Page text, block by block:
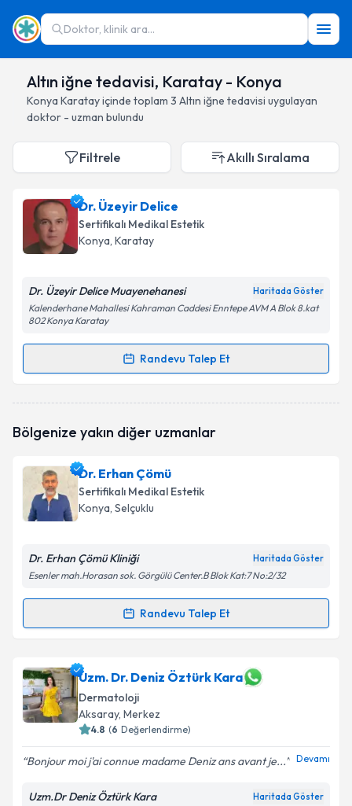
Doktor, klinik ara...
Altın iğne tedavisi, Karatay - Konya
Konya Karatayiçinde toplam 3 Altın iğne tedavisi uygulayan
doktor - uzman bulundu
Filtrele Akıllı Sıralama
Dr. Üzeyir Delice
Sertifikalı Medikal Estetik
Konya, Karatay
Dr. Üzeyir Delice Muayenehanesi Haritada Göster
Kalenderhane Mahallesi Kahraman Caddesi Enntepe AVM A Blok 8.kat
802 Konya Karatay
Randevu Talep Et
Randevu Takvimi Talebi
oluşturun. Size bu uzmandan randevu almanız için bir
E-posta Adresiniz
Kişisel verilerimin işlenmesine ilişkin
Aydınlatma
Metni'ni okudum ve kişisel verilerimin belirtilen
Bölgenize yakın diğer uzmanlar
Dr. Erhan Çömü
Sertifikalı Medikal Estetik
Konya, Selçuklu
Dr. Erhan Çömü Kliniği Haritada Göster
Esenler mah.Horasan sok. Görgülü Center.B Blok Kat:7 No:2/32
Randevu Talep Et
Randevu Takvimi Talebi
Dr. Erhan Çömüiçin randevu takvimi talebi oluşturun.
Size bu uzmandan randevu almanız için bir takvim
hazırlandığında e-posta ile bilgilendireceğiz.
E-posta Adresiniz
Uzm. Dr. Deniz Öztürk Kara
Dermatoloji
Aksaray, Merkez
4.8 (6 Değerlendirme)
Bonjour moi j'ai connue madame Deniz ans avant je... Devamı
Uzm.Dr Deniz Öztürk Kara Haritada Göster